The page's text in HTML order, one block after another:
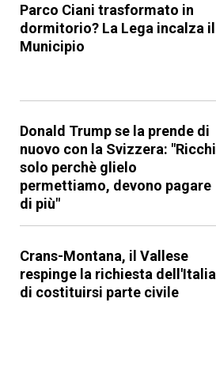
Parco Ciani trasformato in
dormitorio? La Lega incalza il
Municipio
Donald Trump se la prende di
nuovo con la Svizzera: "Ricchi
solo perchè glielo
permettiamo, devono pagare
di più"
Crans-Montana, il Vallese
respinge la richiesta dell'Italia
di costituirsi parte civile